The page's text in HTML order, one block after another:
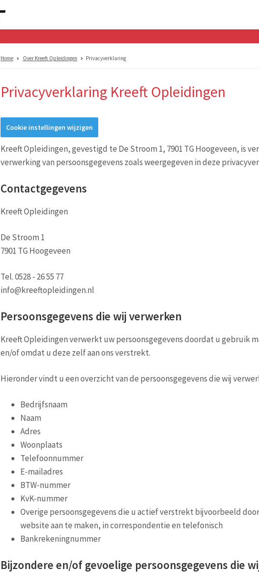
Home Over Kreeft Opleidingen Privacyverklaring
Privacyverklaring Kreeft Opleidingen
Cookie instellingen wijzigen
Kreeft Opleidingen, gevestigd te De Stroom 1, 7901 TG Hoogeveen, is
verwerking van persoonsgegevens zoals weergegeven in deze
Contactgegevens
Kreeft Opleidingen
De Stroom 1
7901 TG Hoogeveen
Tel. 0528 - 26 55 77
info@kreeftopleidingen.nl
Persoonsgegevens die wij verwerken
Kreeft Opleidingen verwerkt uw persoonsgegevens doordat u gebruik
en/of omdat u deze zelf aan ons verstrekt.
Hieronder vindt u een overzicht van de persoonsgegevens die wij
Bedrijfsnaam
Naam
Adres
Woonplaats
Telefoonnummer
E-mailadres
BTW-nummer
KvK-nummer
Overige persoonsgegevens die u actief verstrekt bijvoorbeeld
website aan te maken, in correspondentie en telefonisch
Bankrekeningnummer
Bijzondere en/of gevoelige persoonsgegevens die